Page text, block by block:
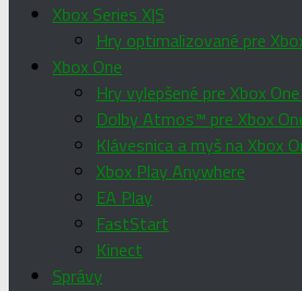
Xbox Series X|S
Hry optimalizované pre
Xbox One
Hry vylepšené pre Xbox
Dolby Atmos™ pre Xbox
Klávesnica a myš na Xbox
Xbox Play Anywhere
EA Play
FastStart
Kinect
Správy